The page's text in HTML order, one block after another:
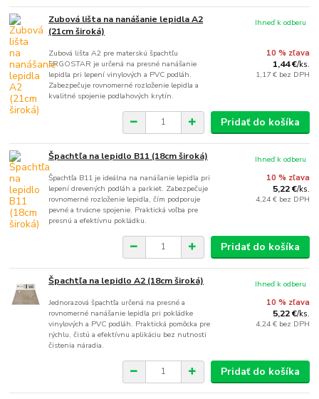
Zubová lišta na nanášanie lepidla A2
(21cm široká)
Zubová lišta A2 pre materskú špachtľu
ERGOSTAR je určená na presné nanášanie
lepidla pri lepení vinylových a PVC podláh.
Zabezpečuje rovnomerné rozloženie lepidla a
kvalitné spojenie podlahových krytín.
10 % zľava
1,44 €/ks.
1,17 € bez DPH
Ihneď k odberu
Pridať do košíka
Špachtľa na lepidlo B11 (18cm široká)
Špachtľa B11 je ideálna na nanášanie lepidla pri
lepení drevených podláh a parkiet. Zabezpečuje
rovnomerné rozloženie lepidla, čím podporuje
pevné a trvácne spojenie. Praktická voľba pre
presnú a efektívnu pokládku.
10 % zľava
5,22 €/ks.
4,24 € bez DPH
Ihneď k odberu
Pridať do košíka
Špachtľa na lepidlo A2 (18cm široká)
Jednorazová špachtľa určená na presné a
rovnomerné nanášanie lepidla pri pokládke
vinylových a PVC podláh. Praktická pomôcka pre
rýchlu, čistú a efektívnu aplikáciu bez nutnosti
čistenia náradia.
10 % zľava
5,22 €/ks.
4,24 € bez DPH
Ihneď k odberu
Pridať do košíka